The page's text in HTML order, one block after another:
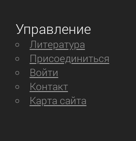
Управление
Литература
Присоединиться
Войти
Контакт
Карта сайта